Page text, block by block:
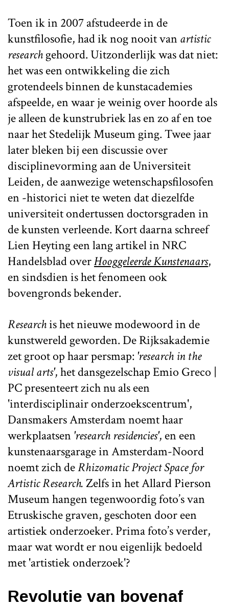
Toen ik in 2007 afstudeerde in de
kunstfilosofie, had ik nog nooit vanartistic
researchgehoord. Uitzonderlijk was dat niet:
het was een ontwikkeling die zich
grotendeels binnen de kunstacademies
afspeelde, en waar je weinig over hoorde als
je alleen de kunstrubriek las en zo af en toe
naar het Stedelijk Museum ging. Twee jaar
later bleken bij een discussie over
disciplinevorming aan de Universiteit
Leiden, de aanwezige wetenschapsfilosofen
en -historici niet te weten dat diezelfde
universiteit ondertussen doctorsgraden in
de kunsten verleende. Kort daarna schreef
Lien Heyting een lang artikel in NRC
Handelsblad overHooggeleerde Kunstenaars,
en sindsdien is het fenomeen ook
bovengronds bekender.
Researchis het nieuwe modewoord in de
kunstwereld geworden. De Rijksakademie
zet groot op haar persmap: 'research in the
visual arts', het dansgezelschap Emio Greco |
PC presenteert zich nu als een
'interdisciplinair onderzoekscentrum',
Dansmakers Amsterdam noemt haar
werkplaatsen 'research residencies', en een
kunstenaarsgarage in Amsterdam-Noord
noemt zich deRhizomatic Project Space for
Artistic Research.Zelfs in het Allard Pierson
Museum hangen tegenwoordig foto’s van
Etruskische graven, geschoten door een
artistiek onderzoeker. Prima foto’s verder,
maar wat wordt er nou eigenlijk bedoeld
met 'artistiek onderzoek'?
Revolutie van bovenaf